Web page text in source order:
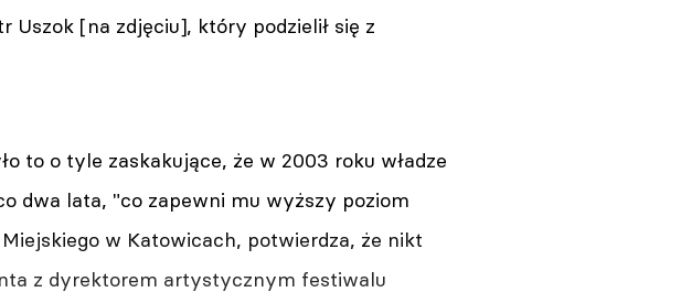
[na zdjęciu], który podzielił się z
to o tyle zaskakujące, że w 2003 roku władze
dwa lata, "co zapewni mu wyższy poziom
w Katowicach, potwierdza, że nikt
z dyrektorem artystycznym festiwalu